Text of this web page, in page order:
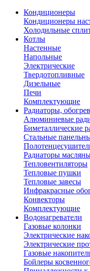
Кондиционеры
Кондиционеры
Холодильные
Котлы
Настенные
Напольные
Электрические
Твердотопливные
Дизельные
Печи
Комплектующие
Радиаторы,
Алюминиевые
Биметаллические
Стальные
Радиаторы
Тепловентиляторы
Тепловые пушки
Тепловые завесы
Инфракрасные
Конвекторы
Комплектующие
Водонагреватели
Газовые колонки
Электрические
Электрические
Газовые
Бойлеры